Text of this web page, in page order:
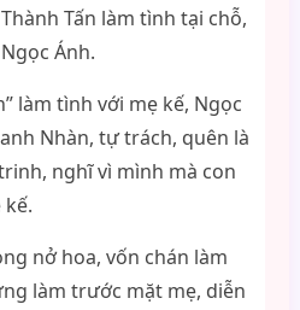
Tấn làm tình tại chỗ,
Ánh.
làm tình với mẹ kế, Ngọc
Nhàn, tự trách, quên là
nghĩ vì mình mà con
nở hoa, vốn chán làm
làm trước mặt mẹ, diễn